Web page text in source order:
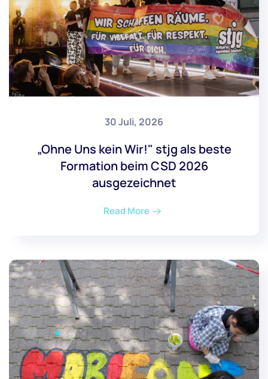
30 Juli, 2026
„Ohne Uns kein Wir!" stjg als beste
Formation beim CSD 2026
ausgezeichnet
Read More